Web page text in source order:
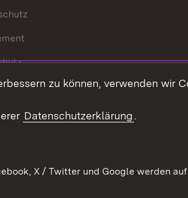
zu können, verwenden wir
Datenschutzerklärung.
X / Twitter und Google werden